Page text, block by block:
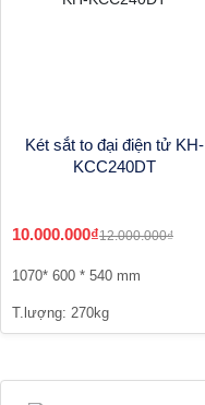
Két sắt to đại điện tử KH-
KCC240DT
10.000.000₫12.000.000₫
1070* 600 * 540 mm
T.lượng: 270kg